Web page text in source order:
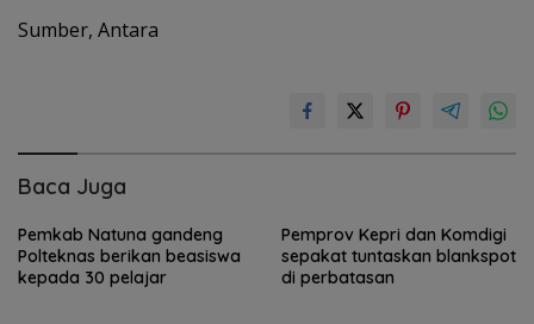
Sumber, Antara
Baca Juga
Pemkab Natuna gandeng
Polteknas berikan beasiswa
kepada 30 pelajar
Pemprov Kepri dan Komdigi
sepakat tuntaskan blankspot
di perbatasan